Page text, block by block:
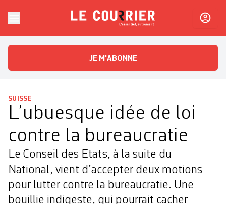
Le CourrierL'essentiel, autrement
JE M'ABONNE
SUISSE
L’ubuesque idée de loi
contre la bureaucratie
Le Conseil des Etats, à la suite du
National, vient d’accepter deux motions
pour lutter contre la bureaucratie. Une
bouillie indigeste, qui pourrait cacher